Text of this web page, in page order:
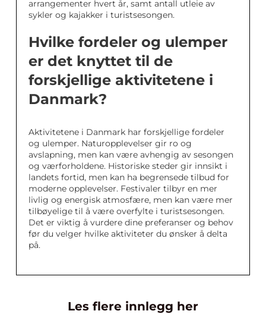
arrangementer hvert år, samt antall utleie av
sykler og kajakker i turistsesongen.
Hvilke fordeler og ulemper
er det knyttet til de
forskjellige aktivitetene i
Danmark?
Aktivitetene i Danmark har forskjellige fordeler
og ulemper. Naturopplevelser gir ro og
avslapning, men kan være avhengig av sesongen
og værforholdene. Historiske steder gir innsikt i
landets fortid, men kan ha begrensede tilbud for
moderne opplevelser. Festivaler tilbyr en mer
livlig og energisk atmosfære, men kan være mer
tilbøyelige til å være overfylte i turistsesongen.
Det er viktig å vurdere dine preferanser og behov
før du velger hvilke aktiviteter du ønsker å delta
på.
Les flere innlegg her